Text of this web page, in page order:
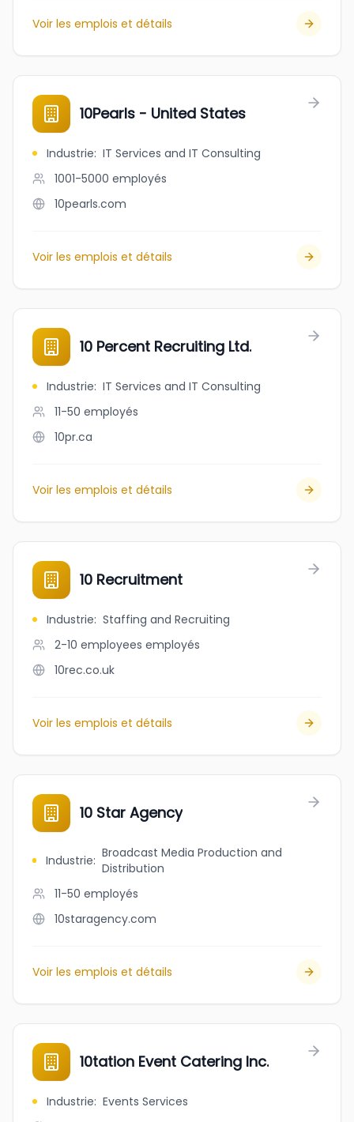
Voir les emplois et détails
10Pearls - United States
Industrie: IT Services and IT Consulting
1001-5000 employés
10pearls.com
Voir les emplois et détails
10 Percent Recruiting Ltd.
Industrie: IT Services and IT Consulting
11-50 employés
10pr.ca
Voir les emplois et détails
10 Recruitment
Industrie: Staffing and Recruiting
2-10 employees employés
10rec.co.uk
Voir les emplois et détails
10 Star Agency
Industrie: Broadcast Media Production and
Distribution
11-50 employés
10staragency.com
Voir les emplois et détails
10tation Event Catering Inc.
Industrie: Events Services